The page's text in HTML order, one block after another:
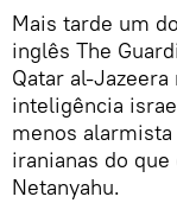
Mais tarde um
inglês The
Qatar al-
inteligência
menos
iranianas do
Netanyahu.